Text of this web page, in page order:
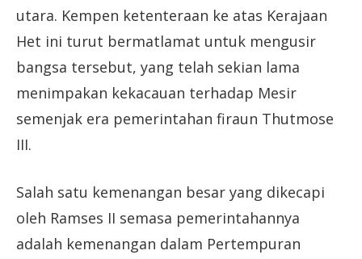
utara. Kempen ketenteraan ke atas Kerajaan
Het ini turut bermatlamat untuk mengusir
bangsa tersebut, yang telah sekian lama
menimpakan kekacauan terhadap Mesir
semenjak era pemerintahan firaun Thutmose
III.
Salah satu kemenangan besar yang dikecapi
oleh Ramses II semasa pemerintahannya
adalah kemenangan dalam Pertempuran